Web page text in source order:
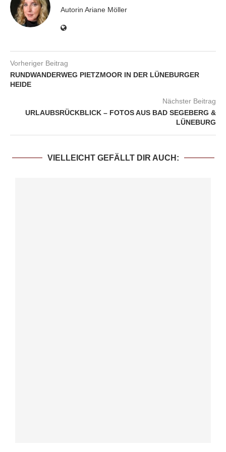
Autorin Ariane Möller
Vorheriger Beitrag
RUNDWANDERWEG PIETZMOOR IN DER LÜNEBURGER
HEIDE
Nächster Beitrag
URLAUBSRÜCKBLICK – FOTOS AUS BAD SEGEBERG &
LÜNEBURG
VIELLEICHT GEFÄLLT DIR AUCH: